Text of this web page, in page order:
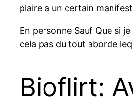
plaire a un certain
En personne Sauf Que si
cela pas du tout aborde
Bioflirt: